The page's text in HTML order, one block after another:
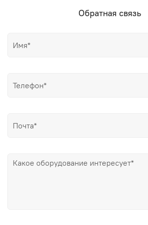
Обратная связь